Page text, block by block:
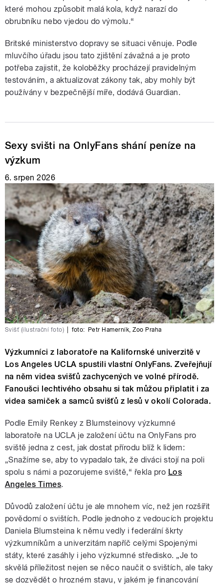
které mohou způsobit malá kola, když narazí do
obrubníku nebo vjedou do výmolu.“
Britské ministerstvo dopravy se situaci věnuje. Podle
mluvčího úřadu jsou tato zjištění závažná a je proto
potřeba zajistit, že koloběžky procházejí pravidelným
testováním, a aktualizovat zákony tak, aby mohly být
používány v bezpečnější míře, dodává Guardian.
Sexy svišti na OnlyFans shání peníze na
výzkum
6. srpen 2026
Svišť (ilustrační foto) foto: Petr Hamerník ,Zoo Praha
Výzkumníci z laboratoře na Kalifornské univerzitě v
Los Angeles UCLA spustili vlastní OnlyFans. Zveřejňují
na něm videa svišťů zachycených ve volné přírodě.
Fanoušci lechtivého obsahu si tak můžou připlatit i za
videa samiček a samců svišťů z lesů v okolí Colorada.
Podle Emily Renkey z Blumsteinovy výzkumné
laboratoře na UCLA je založení účtu na OnlyFans pro
sviště jedna z cest, jak dostat přírodu blíž k lidem:
„Snažíme se, aby to vypadalo tak, že diváci stojí na poli
spolu s námi a pozorujeme sviště,“ řekla pro Los
Angeles Times.
Důvodů založení účtu je ale mnohem víc, než jen rozšířit
povědomí o svištích. Podle jednoho z vedoucích projektu
Daniela Blumsteina k němu vedly i federální škrty
výzkumníkům a univerzitám napříč celými Spojenými
státy, které zasáhly i jeho výzkumné středisko. „Je to
skvělá příležitost nejen se něco naučit o svištích, ale taky
se dozvědět o hrozném stavu, v jakém je financování